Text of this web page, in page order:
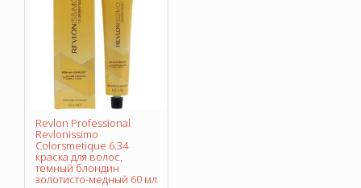
Revlon Professional
Revlonissimo
Colorsmetique 6.34
краска для волос,
темный блондин
золотисто-медный 60 мл